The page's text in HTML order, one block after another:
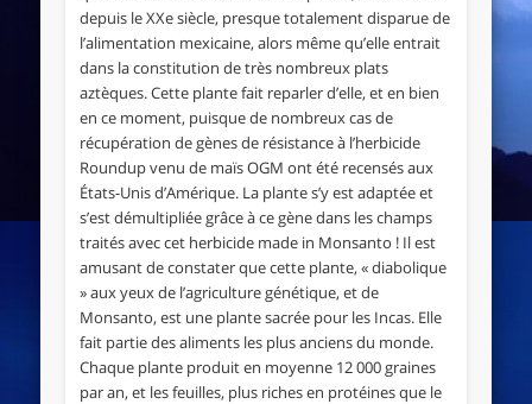
depuis le XXe siècle, presque totalement disparue de
l’alimentation mexicaine, alors même qu’elle entrait
dans la constitution de très nombreux plats
aztèques. Cette plante fait reparler d’elle, et en bien
en ce moment, puisque de nombreux cas de
récupération de gènes de résistance à l’herbicide
Roundup venu de maïs OGM ont été recensés aux
États-Unis d’Amérique. La plante s’y est adaptée et
s’est démultipliée grâce à ce gène dans les champs
traités avec cet herbicide made in Monsanto ! Il est
amusant de constater que cette plante, « diabolique
» aux yeux de l’agriculture génétique, et de
Monsanto, est une plante sacrée pour les Incas. Elle
fait partie des aliments les plus anciens du monde.
Chaque plante produit en moyenne 12 000 graines
par an, et les feuilles, plus riches en protéines que le